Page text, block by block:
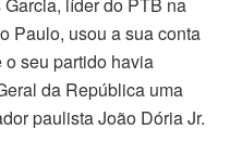
líder do PTB na
Paulo, usou a sua conta
seu partido havia
da República uma
paulista João Dória Jr.